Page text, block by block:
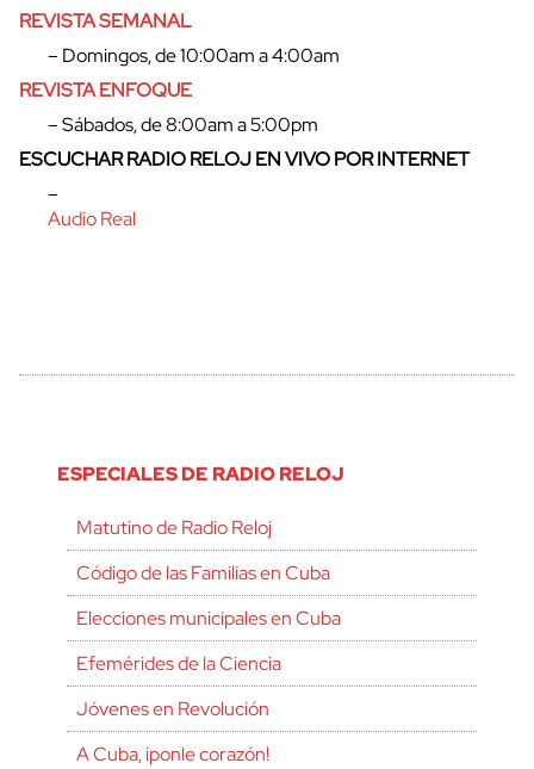
cerrar
REVISTA SEMANAL
– Domingos, de 10:00am a 4:00am
REVISTA ENFOQUE
– Sábados, de 8:00am a 5:00pm
ESCUCHAR RADIO RELOJ EN VIVO POR INTERNET
–
Audio Real
ESPECIALES DE RADIO RELOJ
Matutino de Radio Reloj
Código de las Familias en Cuba
Elecciones municipales en Cuba
Efemérides de la Ciencia
Jóvenes en Revolución
A Cuba, ¡ponle corazón!